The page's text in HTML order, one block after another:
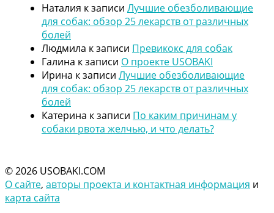
Наталия к записи Лучшие обезболивающие
для собак: обзор 25 лекарств от различных
болей
Людмила к записи Превикокс для собак
Галина к записи О проекте USOBAKI
Ирина к записи Лучшие обезболивающие
для собак: обзор 25 лекарств от различных
болей
Катерина к записи По каким причинам у
собаки рвота желчью, и что делать?
© 2026 USOBAKI.COM
О сайте, авторы проекта и контактная информация и
карта сайта